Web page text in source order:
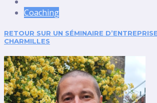
Coaching
RETOUR SUR UN SÉMINAIRE
CHARMILLES